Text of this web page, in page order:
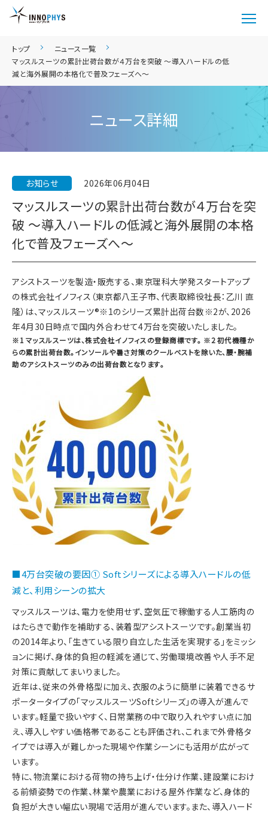
トップ
ニュース一覧
マッスルスーツの累計出荷台数が４万台を突破 〜導入ハードルの低
減と海外展開の本格化で普及フェーズへ〜
ニュース詳細
お知らせ 2026年06月04日
マッスルスーツの累計出荷台数が４万台を突
破 〜導入ハードルの低減と海外展開の本格
化で普及フェーズへ〜
アシストスーツを製造・販売する、東京理科大学発スタートアップ
の株式会社イノフィス（東京都八王子市、代表取締役社長：乙川 直
隆）は、マッスルスーツ®※1のシリーズ累計出荷台数※2が、2026
年4月30日時点で国内外合わせて4万台を突破いたしました。
※1 マッスルスーツは、株式会社イノフィスの登録商標です。 ※2 初代機種か
らの累計出荷台数。インソールや暑さ対策のクールベストを除いた、腰・腕補
助のアシストスーツのみの出荷台数となります。
■4万台突破の要因① Softシリーズによる導入ハードルの低
減と、利用シーンの拡大
マッスルスーツは、電力を使用せず、空気圧で稼働する人工筋肉の
はたらきで動作を補助する、装着型アシストスーツです。創業当初
の2014年より、「生きている限り自立した生活を実現する」をミッシ
ョンに掲げ、身体的負担の軽減を通じて、労働環境改善や人手不足
対策に貢献してまいりました。
近年は、従来の外骨格型に加え、衣服のように簡単に装着できるサ
ポータータイプの「マッスルスーツSoftシリーズ」の導入が進んで
います。軽量で扱いやすく、日常業務の中で取り入れやすい点に加
え、導入しやすい価格帯であることも評価され、これまで外骨格タ
イプでは導入が難しかった現場や作業シーンにも活用が広がって
います。
特に、物流業における荷物の持ち上げ・仕分け作業、建設業におけ
る前傾姿勢での作業、林業や農業における屋外作業など、身体的
負担が大きい幅広い現場で活用が進んでいます。また、導入ハード